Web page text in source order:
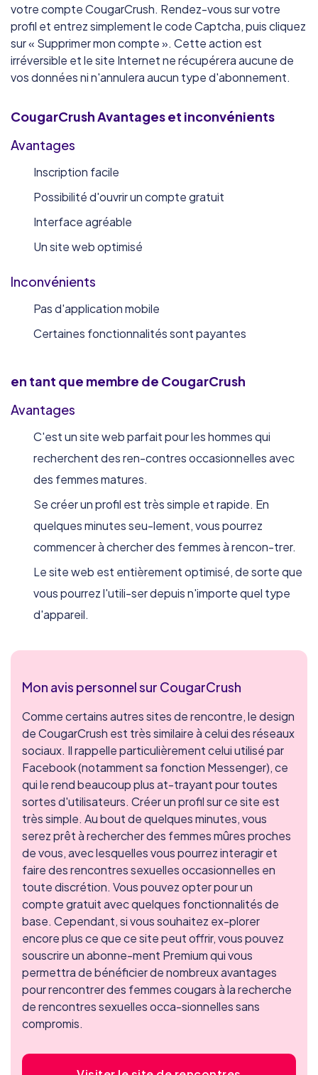
votre compte CougarCrush. Rendez-vous sur votre
profil et entrez simplement le code Captcha, puis cliquez
sur « Supprimer mon compte ». Cette action est
irréversible et le site Internet ne récupérera aucune de
vos données ni n'annulera aucun type d'abonnement.
CougarCrushAvantages et inconvénients
Avantages
Inscription facile
Possibilité d'ouvrir un compte gratuit
Interface agréable
Un site web optimisé
Inconvénients
Pas d'application mobile
Certaines fonctionnalités sont payantes
en tant que membre de CougarCrush
Avantages
C'est un site web parfait pour les hommes qui
recherchent des ren-contres occasionnelles avec
des femmes matures.
Se créer un profil est très simple et rapide. En
quelques minutes seu-lement, vous pourrez
commencer à chercher des femmes à rencon-trer.
Le site web est entièrement optimisé, de sorte que
vous pourrez l'utili-ser depuis n'importe quel type
d'appareil.
Mon avis personnel sur CougarCrush
Comme certains autres sites de rencontre, le design
de CougarCrush est très similaire à celui des réseaux
sociaux. Il rappelle particulièrement celui utilisé par
Facebook (notamment sa fonction Messenger), ce
qui le rend beaucoup plus at-trayant pour toutes
sortes d'utilisateurs. Créer un profil sur ce site est
très simple. Au bout de quelques minutes, vous
serez prêt à rechercher des femmes mûres proches
de vous, avec lesquelles vous pourrez interagir et
faire des rencontres sexuelles occasionnelles en
toute discrétion. Vous pouvez opter pour un
compte gratuit avec quelques fonctionnalités de
base. Cependant, si vous souhaitez ex-plorer
encore plus ce que ce site peut offrir, vous pouvez
souscrire un abonne-ment Premium qui vous
permettra de bénéficier de nombreux avantages
pour rencontrer des femmes cougars à la recherche
de rencontres sexuelles occa-sionnelles sans
compromis.